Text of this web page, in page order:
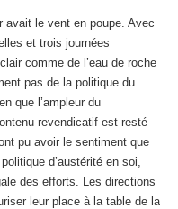
avait le vent en poupe. Avec
et trois journées
comme de l’eau de roche
pas de la politique du
que l’ampleur du
revendicatif est resté
pu avoir le sentiment que
d’austérité en soi,
des efforts. Les directions
leur place à la table de la